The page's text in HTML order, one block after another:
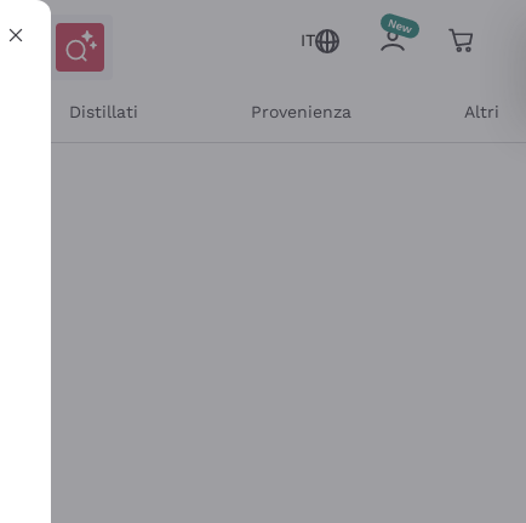
IT
Distillati Provenienza Altri